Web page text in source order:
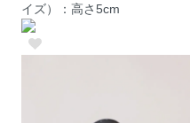
イズ）：高さ5cm